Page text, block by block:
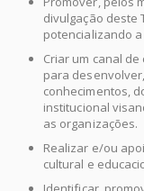
divulgação deste
potencializando
Criar um canal
para
conhecimentos,
institucional
as organizações.
Realizar e/ou
cultural e